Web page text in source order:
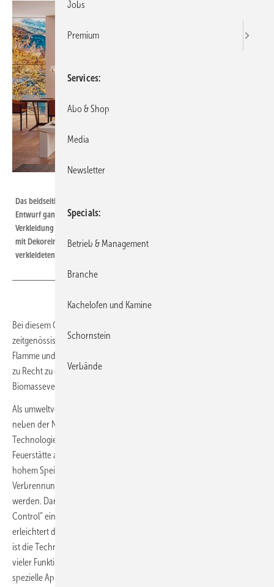
Das beidseitige Modell „WT 16:9 ” mit einer neuen Verkleidung, deren
Entwurf ganz auf die Aufwertung des Designs ausgerichtet ist: eine
Verkleidung mit Bank aus matt geschliffenem Marmor Bianco Mediterraneo
mit Dekoreinsatz aus Metall, die auf der mit schwarzem Schieferstein
verkleideten Stauraumwand der Feuerstätte aufliegt.
Bei diesem Ofenmodell handelt es sich um ein Produkt mit
zeitgenössischem Design, das einen wunderbaren Blick auf die
Flamme und sehr hohe Umweltleistungen gewährleistet, wodurch es
zu Recht zu den interessantesten Produkte auf dem Markt der
Biomasseverbrennung zählt.
Als umweltverträgliches Produkt par excellence verfügt der Kamin
neben der Nachverbrennung auch über die integrierte „O2-Ring”-
Technologie (zur Verringerung der Schadstoffemissionen) und eine
Feuerstätte aus Thermofix, ein spezieller feuerfester Zement mit sehr
hohem Speichervermögen, der die Abstrahlung optimiert und die
Verbrennung verbessert, wodurch hohe Wirkungsgrade garantiert
werden. Darüber hinaus erlaubt das System „Wood Combustion
Control” eine ganz genaue Kontrolle der Primär- und Sekundärluft und
erleichtert dadurch die Zündung. Eine weitere Stärke dieses Produkts
ist die Technologie „ET4W” (Easy Tech for Wood), die die Steuerung
vieler Funktionen der Feuerstätte mit einem Smartphone über die
spezielle App Palazzetti ermöglicht: Öffnen und Schließen der Tür,
Jobs
Premium
Services
Abo & Shop
Media
Newsletter
Specials
Betrieb & Management
Branche
Kachelofen und Kamine
Schornstein
Verbände